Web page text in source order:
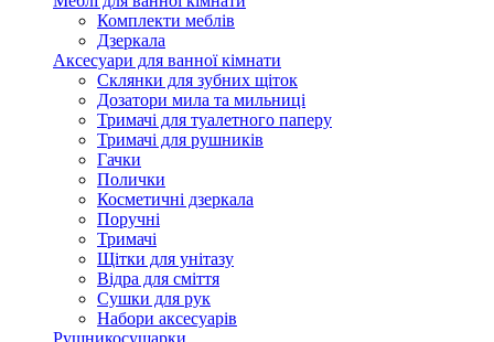
Комплекти меблів
Дзеркала
Аксесуари для ванної кімнати
Склянки для зубних щіток
Дозатори мила та мильниці
Тримачі для туалетного паперу
Тримачі для рушників
Гачки
Полички
Косметичні дзеркала
Поручні
Тримачі
Щітки для унітазу
Відра для сміття
Сушки для рук
Набори аксесуарів
Рушникосушарки